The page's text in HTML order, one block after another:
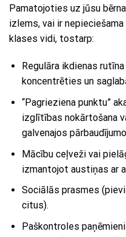
Pamatojoties uz jūsu
izlems, vai ir
klases vidi, tostarp:
Regulāra ikdienas
koncentrēties un
“Pagrieziena punktu”
izglītības nokārtošana
galvenajos
Mācību ceļveži vai
izmantojot austiņas ar
Sociālās prasmes
citus).
Paškontroles